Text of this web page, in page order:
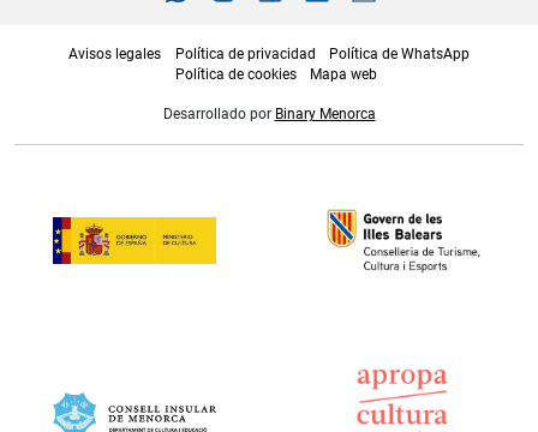
Avisos legales Política de privacidad
Política de WhatsApp
Política de cookies
Mapa web
Desarrollado por Binary Menorca